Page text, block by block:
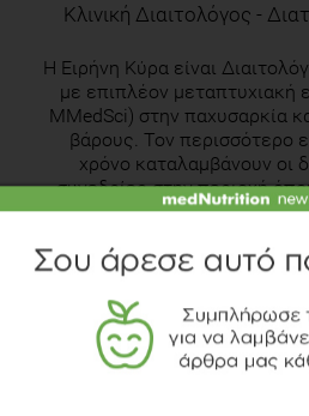
Κλινική Διαιτολόγος -
H Eιρήνη Κύρα είναι
με επιπλέον μεταπτυχιακή
MMedSci) στην παχυσαρκία
βάρους. Τον περισσότερο
χρόνο καταλαμβάνουν οι
συνεδρίες στην περιοχή
Κόσμο, βοηθώντας